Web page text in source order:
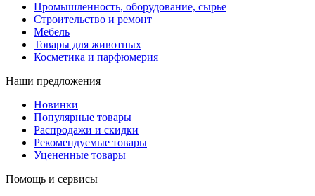
Промышленность, оборудование, сырье
Строительство и ремонт
Мебель
Товары для животных
Косметика и парфюмерия
Наши предложения
Новинки
Популярные товары
Распродажи и скидки
Рекомендуемые товары
Уцененные товары
Помощь и сервисы